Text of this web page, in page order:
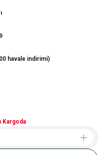
havale indirimi)
Kargoda